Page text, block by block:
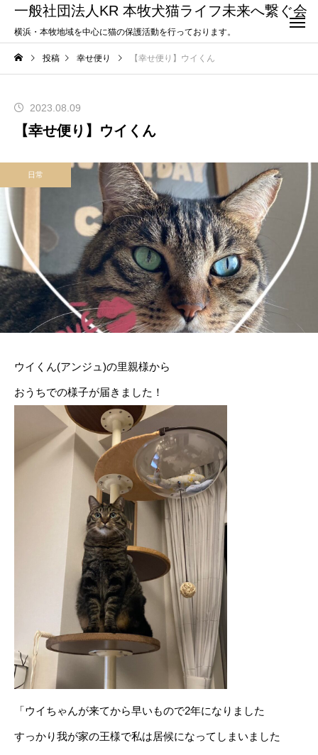
一般社団法人KR 本牧犬猫ライフ未来へ繋ぐ会
横浜・本牧地域を中心に猫の保護活動を行っております。
投稿 幸せ便り 【幸せ便り】ウイくん
2023.08.09
【幸せ便り】ウイくん
日常
ウイくん(アンジュ)の里親様から
おうちでの様子が届きました！
「ウイちゃんが来てから早いもので2年になりました
すっかり我が家の王様で私は居候になってしまいました